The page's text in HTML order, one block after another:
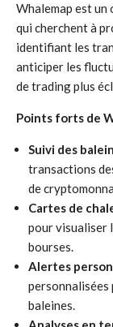
Whalemap est
qui cherchent à
identifiant les
anticiper les
de trading plus
Points forts de
Suivi des
transactions
de
Cartes de
pour visualiser
bourses.
Alertes
baleines.